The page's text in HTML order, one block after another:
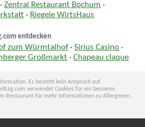
·Zentral Restaurant Bochum ·
· Riegele WirtsHaus
entdecken
zum Würmtalhof ·Sirius Casino ·
Großmarkt ·Chapeau claque
Es besteht kein Anspruch auf
verwendet Cookies für ein besseres
Restaurant für mehr Informationen zu Allergenen.